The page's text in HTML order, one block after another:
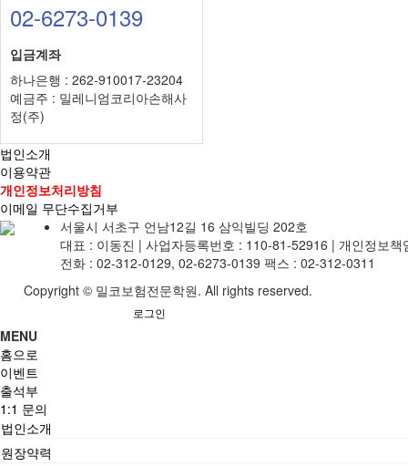
02-6273-0139
입금계좌
하나은행 : 262-910017-23204
예금주 : 밀레니엄코리아손해사
정(주)
법인소개
이용약관
개인정보처리방침
이메일 무단수집거부
서울시 서초구 언남12길 16 삼익빌딩 202호
대표 : 이동진 | 사업자등록번호 : 110-81-52916 | 개인정보책
전화 : 02-312-0129, 02-6273-0139 팩스 : 02-312-0311
Copyright © 밀코보험전문학원. All rights reserved.
로그인
MENU
홈으로
이벤트
출석부
1:1 문의
법인소개
원장약력